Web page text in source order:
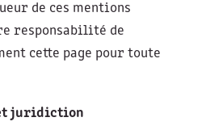
de ces mentions
responsabilité de
cette page pour toute
juridiction